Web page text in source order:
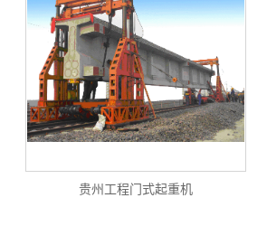
贵州工程门式起重机